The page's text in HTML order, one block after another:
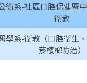
衛系-社區口腔保健暨
衛教
學系-衛教（口腔衛生
菸檳榔防治）